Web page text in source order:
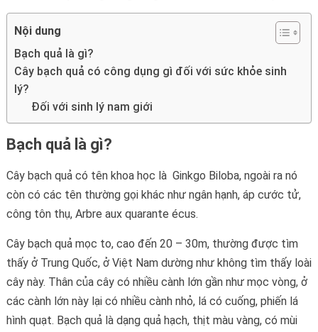
Nội dung
Bạch quả là gì?
Cây bạch quả có công dụng gì đối với sức khỏe sinh
lý?
Đối với sinh lý nam giới
Bạch quả là gì?
Cây bạch quả có tên khoa học là Ginkgo Biloba, ngoài ra nó
còn có các tên thường gọi khác như ngân hạnh, áp cước tử,
công tôn thụ, Arbre aux quarante écus.
Cây bạch quả mọc to, cao đến 20 – 30m, thường được tìm
thấy ở Trung Quốc, ở Việt Nam dường như không tìm thấy loài
cây này. Thân của cây có nhiều cành lớn gần như mọc vòng, ở
các cành lớn này lại có nhiều cành nhỏ, lá có cuống, phiến lá
hình quạt. Bạch quả là dạng quả hạch, thịt màu vàng, có mùi